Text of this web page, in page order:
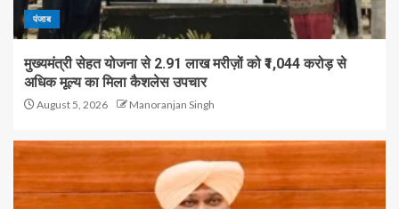
पंजाब
मुख्यमंत्री सेहत योजना से 2.91 लाख मरीज़ों को ₹1,044 करोड़ से
अधिक मूल्य का मिला कैशलेस उपचार
August 5, 2026 Manoranjan Singh